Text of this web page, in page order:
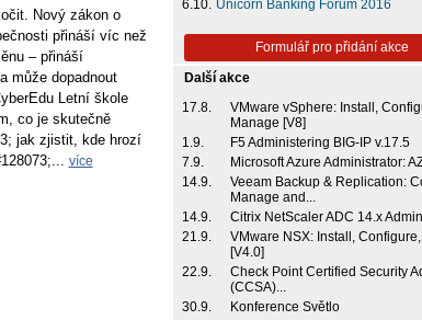
Nový zákon o
přináší víc než
– přináší
může dopadnout
Letní škole
co je skutečně
jak zjistit, kde hrozí
více
6.10. Unicorn Banking Forum 2016
Formulář pro přidání akce
Další akce
17.8.
VMware vSphere: Install,
Manage [V8]
1.9.
F5 Administering BIG-IP v.17.5
7.9.
Microsoft Azure Administrator:
14.9.
Veeam Backup & Replication:
Manage and...
14.9.
Citrix NetScaler ADC 14.x
21.9.
VMware NSX: Install,
[V4.0]
22.9.
Check Point Certified Security
(CCSA)...
30.9.
Konference Světlo